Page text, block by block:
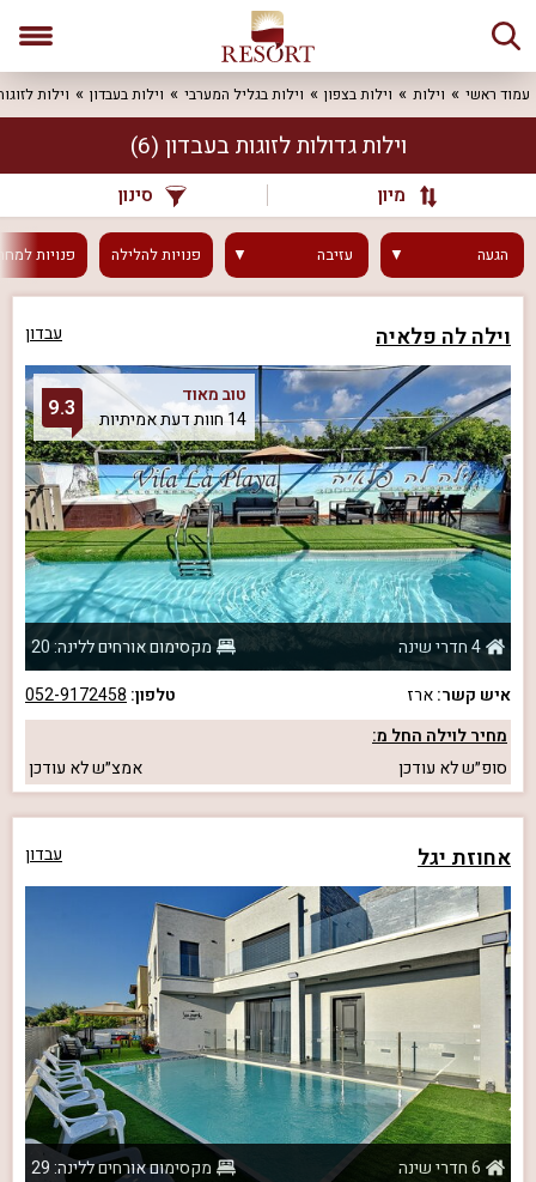
עמוד ראשי וילות וילות בצפון וילות בגליל המערבי וילות בעבדון וילות
וילות גדולות לזוגות בעבדון (6)
מיון סינון
הגעה עזיבה פנויותלהלילה פנויות
וילה לה פלאיה עבדון
טוב מאוד
14 חוות דעת אמיתיות
9.3
4 חדרי שינה
מקסימום אורחים ללינה: 20
איש קשר:ארז טלפון: 052-9172458
מחיר לוילה החל מ:
סופ״שלא עודכן אמצ״שלא עודכן
אחוזת יגל עבדון
6 חדרי שינה
מקסימום אורחים ללינה: 29